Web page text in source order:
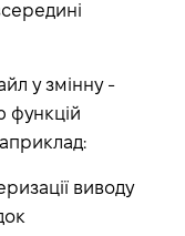
у змінну -
функцій
виводу